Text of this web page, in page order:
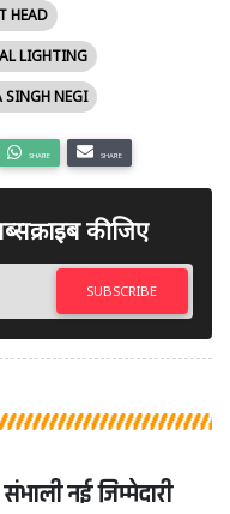
HEAD
LIGHTING
SINGH NEGI
SHARE SHARE
कीजिए
SUBSCRIBE
नई जिम्मेदारी